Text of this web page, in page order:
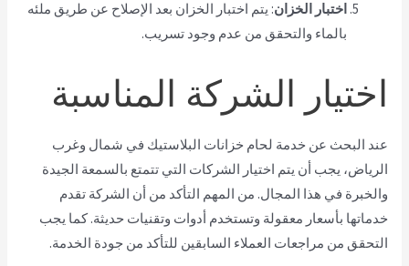
اختبار الخزان: يتم اختبار الخزان بعد الإصلاح عن طريق ملئه
بالماء والتحقق من عدم وجود تسريب.
اختيار الشركة المناسبة
عند البحث عن خدمة لحام خزانات البلاستيك في شمال وغرب
الرياض، يجب أن يتم اختيار الشركات التي تتمتع بالسمعة الجيدة
والخبرة في هذا المجال. من المهم التأكد من أن الشركة تقدم
خدماتها بأسعار معقولة وتستخدم أدوات وتقنيات حديثة. كما يجب
التحقق من مراجعات العملاء السابقين للتأكد من جودة الخدمة.